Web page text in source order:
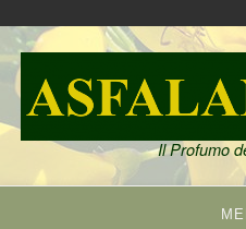
Skip
to
content
Il Profumo